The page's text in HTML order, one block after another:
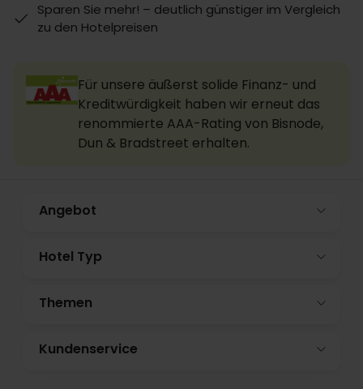
Sparen Sie mehr! – deutlich günstiger im Vergleich
zu den Hotelpreisen
Für unsere äußerst solide Finanz- und
Kreditwürdigkeit haben wir erneut das
renommierte AAA-Rating von Bisnode,
Dun & Bradstreet erhalten.
Angebot
Hotel Typ
Themen
Kundenservice